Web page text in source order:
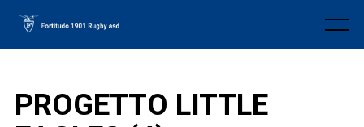
content
Menu
PROGETTO LITTLE